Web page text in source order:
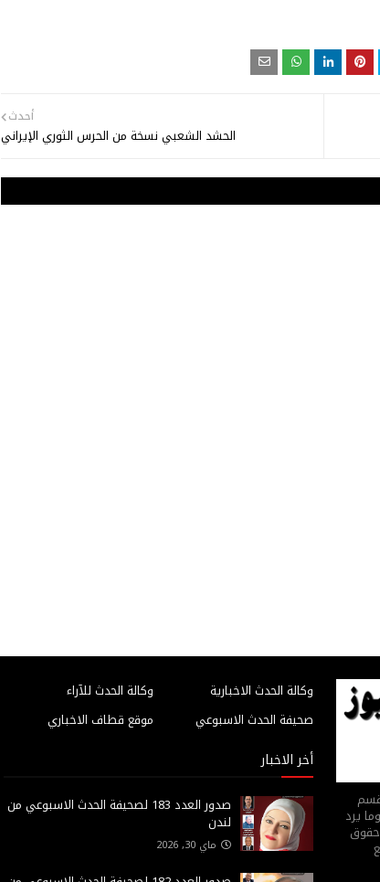
أحدث
الحشد الشعبي نسخة من الحرس الثوري الإيراني
يرد
حقوق
وكالة الحدث للآراء
وكالة الحدث الاخبارية
موقع قطاف الاخباري
صحيفة الحدث الاسبوعي
أخر الاخبار
صدور العدد 183 لصحيفة الحدث الاسبوعي من
لندن
ماي 30, 2026